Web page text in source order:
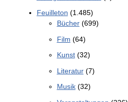
Feuilleton (1.485)
Bücher(699)
Film (64)
Kunst(32)
Literatur(7)
Musik(32)